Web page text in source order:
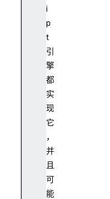
i
p
t
引
擎
都
实
现
它
，
并
且
可
能